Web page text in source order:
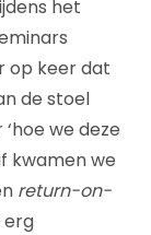
het
op keer dat
de stoel
we deze
kwamen we
return-on-
erg